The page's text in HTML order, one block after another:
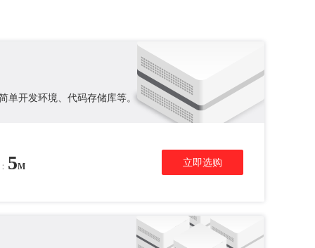
单开发环境、代码存储库等。
5M 立即选购